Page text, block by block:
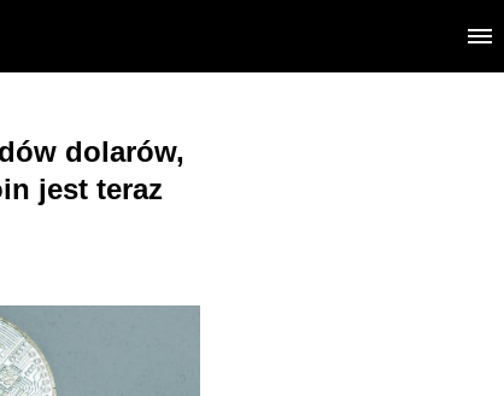
dolarów,
jest teraz